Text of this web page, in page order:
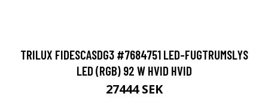
TRILUX FIDESCASDG3 #7684751 LED-FUGTRUMSLYS
LED (RGB) 92 W HVID HVID
27444 SEK